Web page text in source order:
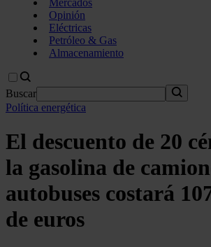
Mercados
Opinión
Eléctricas
Petróleo & Gas
Almacenamiento
Buscar
Política energética
El descuento de 20
la gasolina de
autobuses costará
de euros